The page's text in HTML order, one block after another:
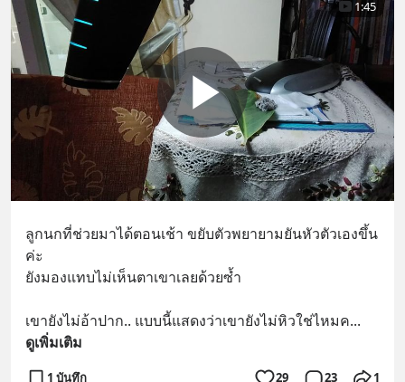
1:45
ลูกนกที่ช่วยมาได้ตอนเช้า ขยับตัวพยายามยันหัวตัวเองขึ้น
ค่ะ
ยังมองแทบไม่เห็นตาเขาเลยด้วยซ้ำ
เขายังไม่อ้าปาก.. แบบนี้แสดงว่าเขายังไม่หิวใช่ไหมค...
ดูเพิ่มเติม
1 บันทึก 29 23 1